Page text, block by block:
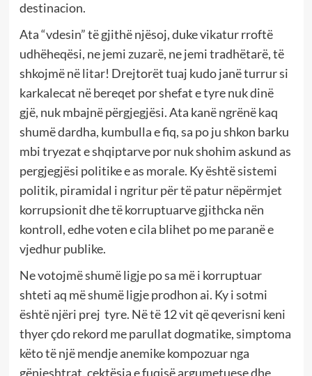
destinacion.
Ata “vdesin” të gjithë njësoj, duke vikatur rroftë
udhëheqësi, ne jemi zuzarë, ne jemi tradhëtarë, të
shkojmë në litar! Drejtorët tuaj kudo janë turrur si
karkalecat në bereqet por shefat e tyre nuk dinë
gjë, nuk mbajnë përgjegjësi. Ata kanë ngrënë kaq
shumë dardha, kumbulla e fiq, sa po ju shkon barku
mbi tryezat e shqiptarve por nuk shohim askund as
pergjegjësi politike e as morale. Ky është sistemi
politik, piramidal i ngritur për të patur nëpërmjet
korrupsionit dhe të korruptuarve gjithcka nën
kontroll, edhe voten e cila blihet po me paranë e
vjedhur publike.
Ne votojmë shumë ligje po sa më i korruptuar
shteti aq më shumë ligje prodhon ai. Ky i sotmi
është njëri prej tyre. Në të 12 vit që qeverisni keni
thyer çdo rekord me parullat dogmatike, simptoma
këto të një mendje anemike kompozuar nga
gënjeshtrat, cektësia e fuqisë argumetuese dhe